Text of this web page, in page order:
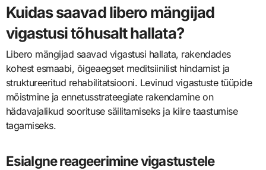
Kuidas saavad libero mängijad
vigastusi tõhusalt hallata?
Libero mängijad saavad vigastusi hallata, rakendades
kohest esmaabi, õigeaegset meditsiinilist hindamist ja
struktureeritud rehabilitatsiooni. Levinud vigastuste tüüpide
mõistmine ja ennetusstrateegiate rakendamine on
hädavajalikud soorituse säilitamiseks ja kiire taastumise
tagamiseks.
Esialgne reageerimine vigastustele